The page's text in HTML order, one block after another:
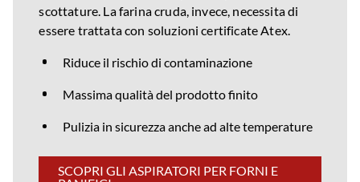
scottature. La farina cruda, invece, necessita di
essere trattata con soluzioni certificate Atex.
Riduce il rischio di contaminazione
Massima qualità del prodotto finito
Pulizia in sicurezza anche ad alte temperature
SCOPRI GLI ASPIRATORI PER FORNI E